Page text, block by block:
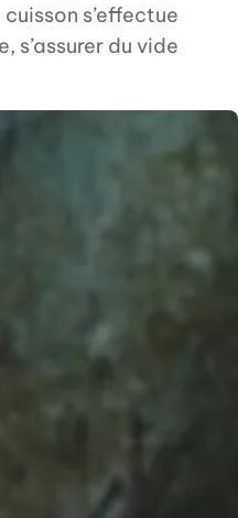
s’effectue
s’assurer du vide